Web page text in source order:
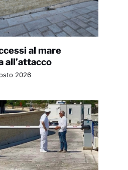
al mare
all’attacco
2026